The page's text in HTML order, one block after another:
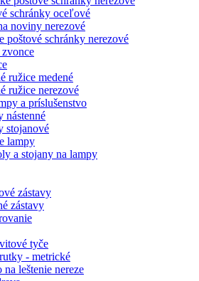
schránky oceľové
noviny nerezové
poštové schránky nerezové
ružice medené
ružice nerezové
a príslušenstvo
nástenné
stojanové
lampy
a stojany na lampy
zástavy
zástavy
tyče
- metrické
na leštenie nereze